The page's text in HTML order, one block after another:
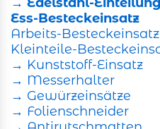
Ess-Besteckeinsatz
Arbeits-Besteckeinsatz
Kleinteile-
→ Kunststoff-Einsatz
→ Messerhalter
→ Gewürzeinsätze
→ Folienschneider
Kunststoff grau Höhe 6,5 cm Nennlänge 50 cm Die
abgebildete Schublade ist
enthalten - bei Bedarf bitte